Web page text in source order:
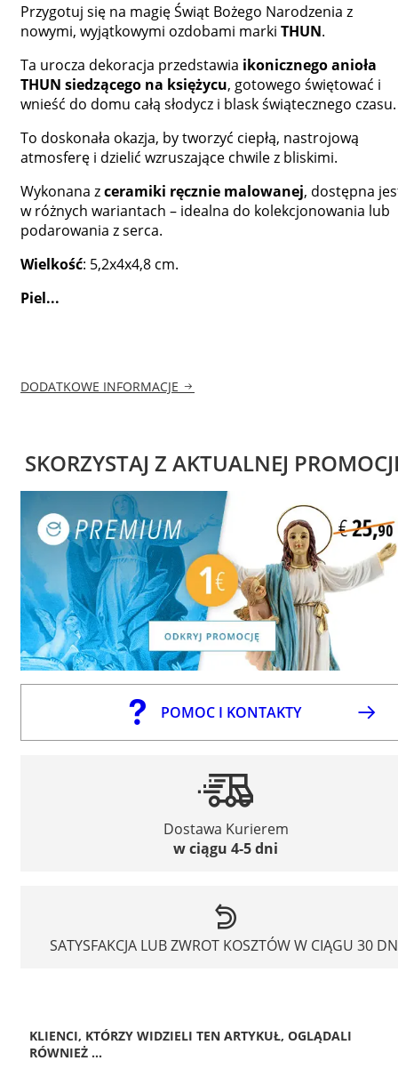
Przygotuj się na magię Świąt Bożego Narodzenia z
nowymi, wyjątkowymi ozdobami marki THUN.
Ta urocza dekoracja przedstawia ikonicznego anioła
THUN siedzącego na księżycu, gotowego świętować i
wnieść do domu całą słodycz i blask świątecznego czasu.
To doskonała okazja, by tworzyć ciepłą, nastrojową
atmosferę i dzielić wzruszające chwile z bliskimi.
Wykonana zceramiki ręcznie malowanej, dostępna
w różnych wariantach – idealna do kolekcjonowania lub
podarowania z serca.
Wielkość: 5,2x4x4,8 cm.
Piel...
DODATKOWE INFORMACJE
SKORZYSTAJ Z AKTUALNEJ
POMOC I KONTAKTY
Dostawa Kurierem
w ciągu 4-5 dni
SATYSFAKCJA LUB ZWROT KOSZTÓW W CIĄGU 30
KLIENCI, KTÓRZY WIDZIELI TEN ARTYKUŁ, OGLĄDALI
RÓWNIEŻ ...